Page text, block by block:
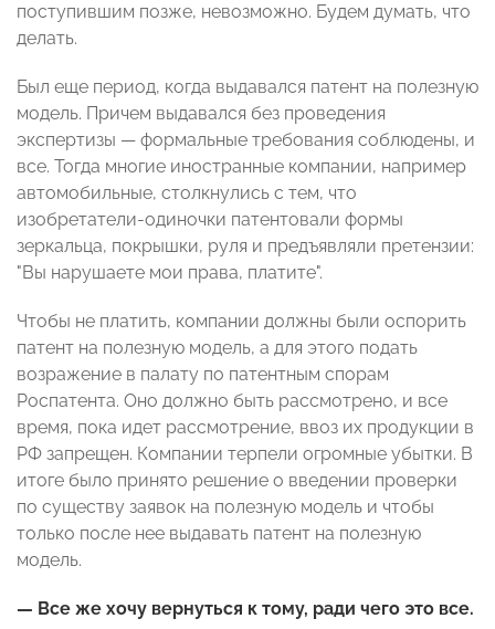
поступившим позже, невозможно. Будем думать, что
делать.
Был еще период, когда выдавался патент на полезную
модель. Причем выдавался без проведения
экспертизы — формальные требования соблюдены, и
все. Тогда многие иностранные компании, например
автомобильные, столкнулись с тем, что
изобретатели-одиночки патентовали формы
зеркальца, покрышки, руля и предъявляли претензии:
"Вы нарушаете мои права, платите".
Чтобы не платить, компании должны были оспорить
патент на полезную модель, а для этого подать
возражение в палату по патентным спорам
Роспатента. Оно должно быть рассмотрено, и все
время, пока идет рассмотрение, ввоз их продукции в
РФ запрещен. Компании терпели огромные убытки. В
итоге было принято решение о введении проверки
по существу заявок на полезную модель и чтобы
только после нее выдавать патент на полезную
модель.
— Все же хочу вернуться к тому, ради чего это все.